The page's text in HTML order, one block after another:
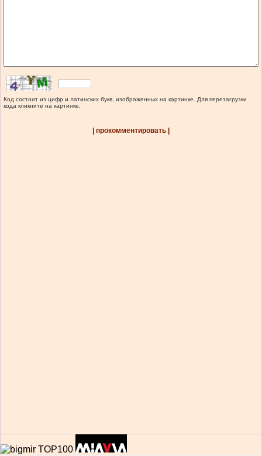
Код состоит из цифр и латинских букв, изображенных на картинке. Для перезагрузки
кода кликните на картинке.
| прокомментировать |